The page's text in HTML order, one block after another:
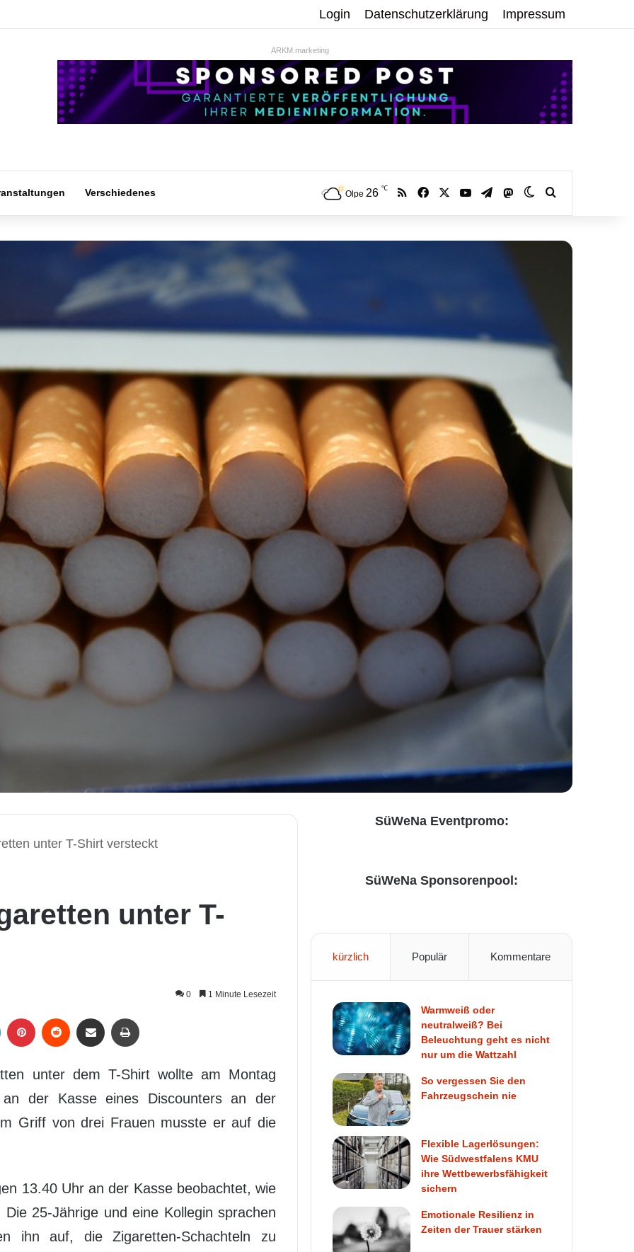
Login Datenschutzerklärung Impressum
ARKM.marketing
Verschiedenes Olpe 26 ℃ RSS Facebook YouTubeTelegramMastodonSkin umschalten
unter T-Shirt versteckt
unter T-
0 1 Minute Lesezeit
unter dem T-Shirt wollte am Montag
der Kasse eines Discounters an der
Griff von drei Frauen musste er auf die
13.40 Uhr an der Kasse beobachtet, wie
25-Jährige und eine Kollegin sprachen
ihn auf, die Zigaretten-Schachteln zu
SüWeNa Eventpromo:
SüWeNa Sponsorenpool:
kürzlich Populär Kommentare
Warmweiß oder
neutralweiß? Bei
Beleuchtung geht es nicht
nur um die Wattzahl
So vergessen Sie den
Fahrzeugschein nie
Flexible Lagerlösungen:
Wie Südwestfalens KMU
ihre Wettbewerbsfähigkeit
sichern
Emotionale Resilienz in
Zeiten der Trauer stärken